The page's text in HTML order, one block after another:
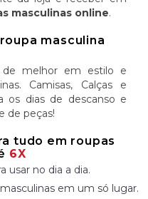
masculinas online.
masculina
melhor em estilo e
Camisas, Calças e
os dias de descanso e
de peças!
tudo em roupas
6X
usar no dia a dia.
em um só lugar.